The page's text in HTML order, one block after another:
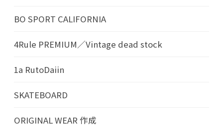
BO SPORT CALIFORNIA
4Rule PREMIUM／Vintage dead stock
1a RutoDaiin
SKATEBOARD
ORIGINAL WEAR 作成